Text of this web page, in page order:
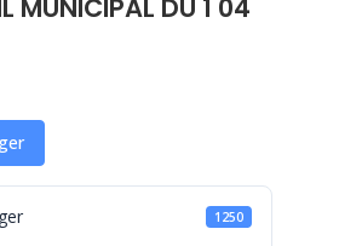
MUNICIPAL DU 1 04
1250